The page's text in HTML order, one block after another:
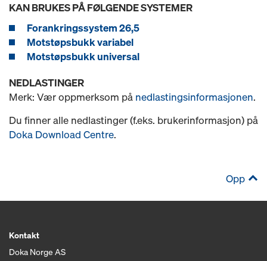
KAN BRUKES PÅ FØLGENDE SYSTEMER
Forankringssystem 26,5
Motstøpsbukk variabel
Motstøpsbukk universal
NEDLASTINGER
Merk: Vær oppmerksom på nedlastingsinformasjonen.
Du finner alle nedlastinger (f.eks. brukerinformasjon) på
Doka Download Centre.
Opp
Kontakt
Doka Norge AS